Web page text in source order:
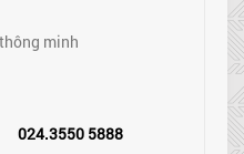
minh
024.3550 5888